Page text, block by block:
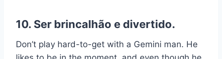
10. Ser brincalhão e divertido.
Don’t play hard-to-get with a Gemini man. He